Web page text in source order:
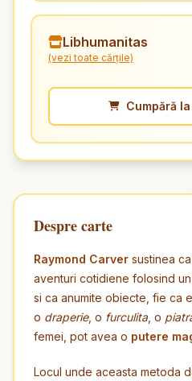
Libhumanitas
(vezi toate cărțile)
Cumpără
Despre carte
Raymond Carver sustinea
aventuri cotidiene folosind un
si ca anumite obiecte, fie ca
o draperie, o furculita, o
femei, pot avea o putere
Locul unde aceasta metoda